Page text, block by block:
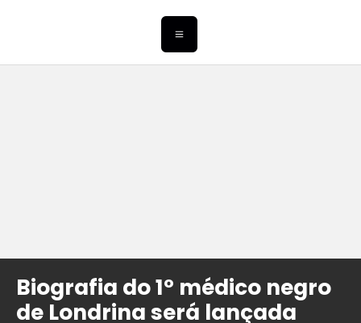
Biografia do 1º médico negro
de Londrina será lançada